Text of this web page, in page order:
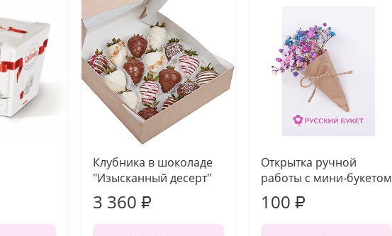
Клубника в шоколаде
"Изысканный десерт"
3 360 ₽
Открытка ручной
работы с мини-букетом
100 ₽